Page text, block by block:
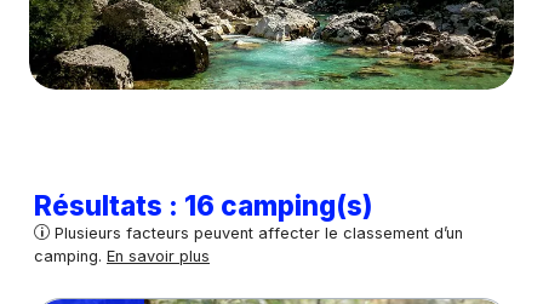
Résultats : 16 camping(s)
Plusieurs facteurs peuvent affecter le classement d’un
camping. En savoir plus